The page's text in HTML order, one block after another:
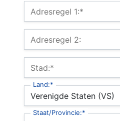
Factuuradres
Adresregel 1:*
Adresregel 2:
Stad:*
Land:*
Staat/Provincie:*